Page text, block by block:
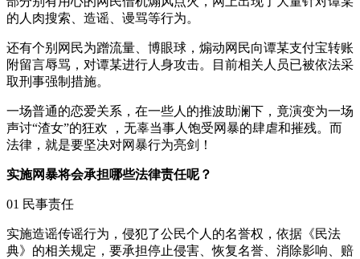
的人肉搜索、造谣、谩骂等行为。
还有个别网民为蹭流量、博眼球，煽动网民向谭某支付宝转账
附留言辱骂，对谭某进行人身攻击。目前相关人员已被依法采
取刑事强制措施。
一场普通的恋爱关系，在一些人的推波助澜下，竟演变为一场
声讨“渣女”的狂欢 ，无辜当事人饱受网暴的肆虐和摧残。而
法律，就是要坚决对网暴行为亮剑！
实施网暴将会承担哪些法律责任呢？
01 民事责任
实施造谣传谣行为，侵犯了公民个人的名誉权，依据《民法
典》的相关规定，要承担停止侵害、恢复名誉、消除影响、赔